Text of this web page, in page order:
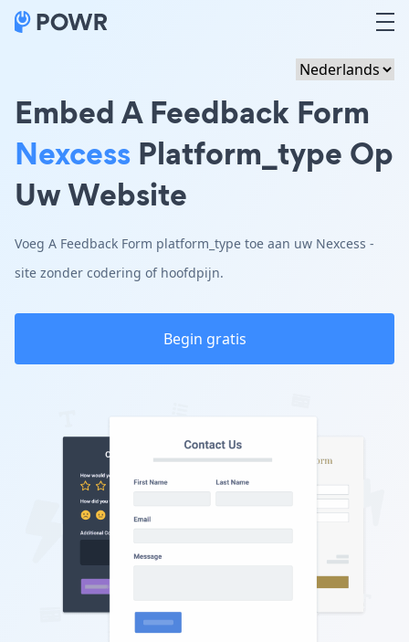
Embed A Feedback Form
Nexcess Platform_type Op
Uw Website
Voeg A Feedback Form platform_type toe aan uw Nexcess -
site zonder codering of hoofdpijn.
Begin gratis